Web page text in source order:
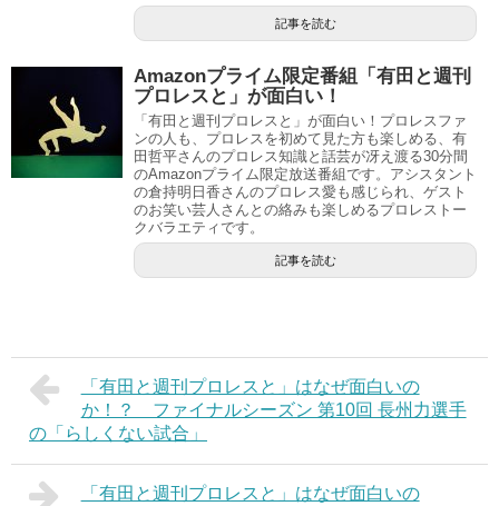
記事を読む
Amazonプライム限定番組「有田と週刊
プロレスと」が面白い！
「有田と週刊プロレスと」が面白い！プロレスファ
ンの人も、プロレスを初めて見た方も楽しめる、有
田哲平さんのプロレス知識と話芸が冴え渡る30分間
のAmazonプライム限定放送番組です。アシスタント
の倉持明日香さんのプロレス愛も感じられ、ゲスト
のお笑い芸人さんとの絡みも楽しめるプロレストー
クバラエティです。
記事を読む
「有田と週刊プロレスと」はなぜ面白いの
か！？ ファイナルシーズン 第10回 長州力選手
の「らしくない試合」
「有田と週刊プロレスと」はなぜ面白いの